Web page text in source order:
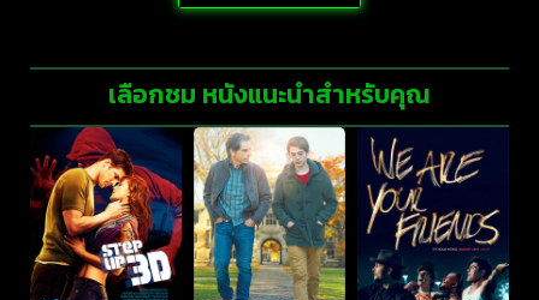
เลือกชม หนังแนะนำสำหรับคุณ